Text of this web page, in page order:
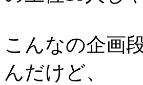
こんなの企画
んだけど、